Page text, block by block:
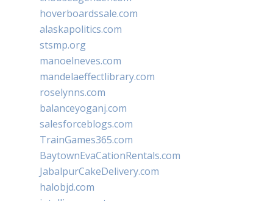
hoverboardssale.com
alaskapolitics.com
stsmp.org
manoelneves.com
mandelaeffectlibrary.com
roselynns.com
balanceyoganj.com
salesforceblogs.com
TrainGames365.com
BaytownEvaCationRentals.com
JabalpurCakeDelivery.com
halobjd.com